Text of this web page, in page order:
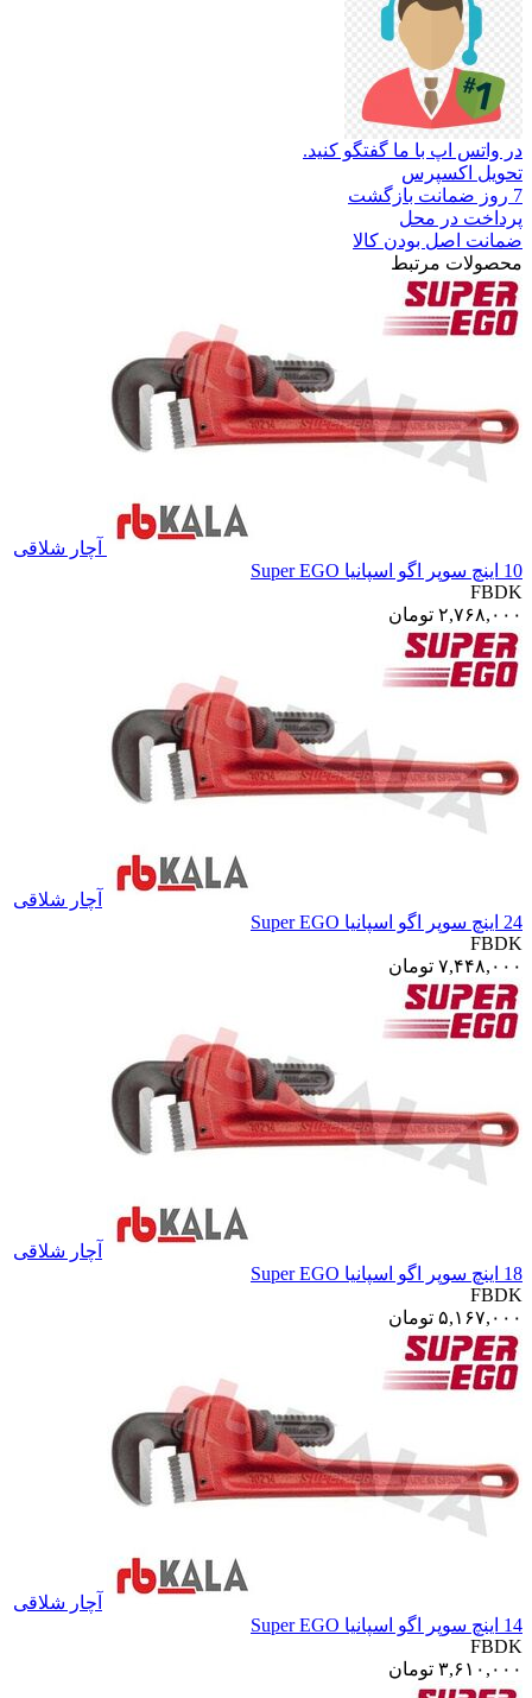
در واتس اپ با ما گفتگو کنید.
تحویل اکسپرس
7 روز ضمانت بازگشت
پرداخت در محل
ضمانت اصل بودن کالا
محصولات مرتبط
آچار شلاقی
10 اینچ سوپر اگو اسپانیا Super EGO
FBDK
۲,۷۶۸,۰۰۰ تومان
آچار شلاقی
24 اینچ سوپر اگو اسپانیا Super EGO
FBDK
۷,۴۴۸,۰۰۰ تومان
آچار شلاقی
18 اینچ سوپر اگو اسپانیا Super EGO
FBDK
۵,۱۶۷,۰۰۰ تومان
آچار شلاقی
14 اینچ سوپر اگو اسپانیا Super EGO
FBDK
۳,۶۱۰,۰۰۰ تومان